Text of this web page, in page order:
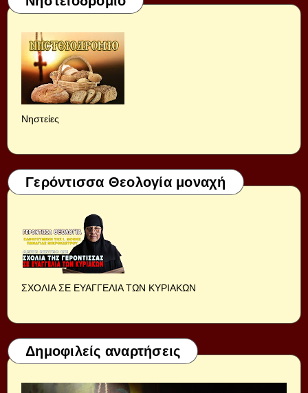
Νηστείες
Γερόντισσα Θεολογία μοναχή
ΣΧΟΛΙΑ ΣΕ ΕΥΑΓΓΕΛΙΑ ΤΩΝ ΚΥΡΙΑΚΩΝ
Δημοφιλείς αναρτήσεις